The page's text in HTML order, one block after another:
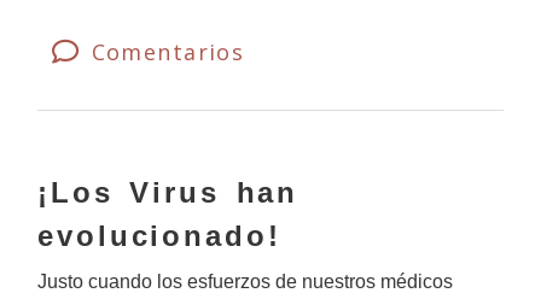
Comentarios
¡Los Virus han
evolucionado!
Justo cuando los esfuerzos de nuestros médicos